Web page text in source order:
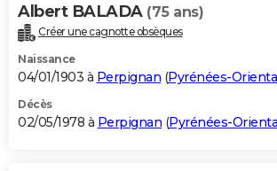
Albert BALADA (75 ans)
Créer une cagnotte obsèques
Naissance
04/01/1903 à Perpignan (Pyrénées-
Décès
02/05/1978 à Perpignan (Pyrénées-